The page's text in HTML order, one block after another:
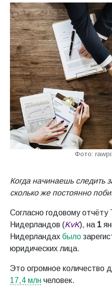
Фото:
Когда начинаешь следить
сколько же постоянно
Согласно годовому отчёту
Нидерландов (KvK), на 1
Нидерландах было
юридических лица.
Это огромное количество
17,4 млн человек.